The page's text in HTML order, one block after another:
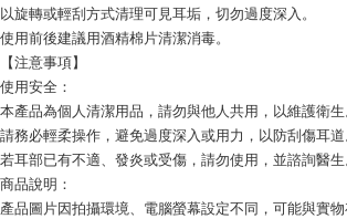
以旋轉或輕刮方式清理可見耳垢，切勿過度深入。
使用前後建議用酒精棉片清潔消毒。
【注意事項】
使用安全：
本產品為個人清潔用品，請勿與他人共用，以維護衛生
請務必輕柔操作，避免過度深入或用力，以防刮傷耳道
若耳部已有不適、發炎或受傷，請勿使用，並諮詢醫生
商品說明：
產品圖片因拍攝環境、電腦螢幕設定不同，可能與實